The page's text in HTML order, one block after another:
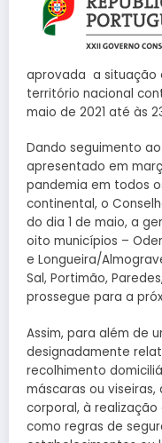
aprovada a situação
território nacional
maio de 2021 até às
Dando seguimento
apresentado em
pandemia em todos
continental, o
do dia 1 de maio, a
oito municípios –
e Longueira/
Sal, Portimão,
prossegue para a
Assim, para além de
designadamente
recolhimento
máscaras ou
corporal, à
como regras de